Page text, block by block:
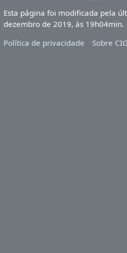
Esta página foi modificada pela
dezembro de 2019, às 19h04min.
Política de privacidade
Sobre